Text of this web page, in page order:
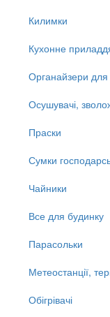
Килимки
Кухонне
Органайзери для
Осушувачі,
Праски
Сумки
Чайники
Все для будинку
Парасольки
Метеостанції,
Обігрівачі